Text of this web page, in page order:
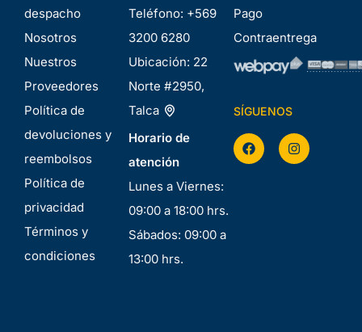
despacho
Nosotros
Nuestros
Proveedores
Política de
devoluciones y
reembolsos
Política de
privacidad
Términos y
condiciones
Teléfono: +569
3200 6280
Ubicación: 22
Norte #2950,
Talca
Horario de
atención
Lunes a Viernes:
09:00 a 18:00 hrs.
Sábados: 09:00 a
13:00 hrs.
Pago
Contraentrega
SÍGUENOS